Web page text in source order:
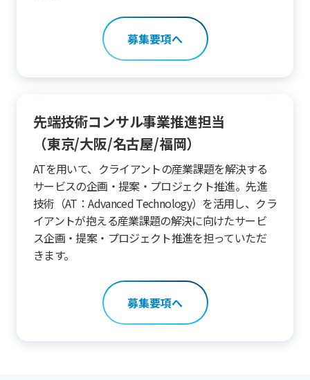
募集要項へ
先端技術コンサル事業推進担当
（東京/大阪/名古屋/福岡）
ATを用いて、クライアントの産業課題を解決する
サービスの企画・提案・プロジェクト推進。先進
技術（AT：Advanced Technology）を活用し、クラ
イアントが抱える産業課題の解決に向けたサービ
ス企画・提案・プロジェクト推進を担っていただ
きます。
募集要項へ